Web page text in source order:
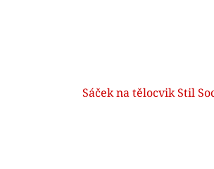
Sáček na tělocvik Stil